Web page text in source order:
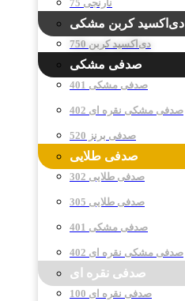
نارنجی 75
دی‌اکسید کربن مشکی
دی‌اکسید کربن 750
صدفی مشکی
صدفی مشکی 401
صدفی مشکی نقره ای 402
صدفی برنز 520
صدفی طلایی
صدفی طلایی 302
صدفی طلایی 305
صدفی مشکی 401
صدفی مشکی نقره ای 402
صدفی نقره ای
صدفی نقره ای 100